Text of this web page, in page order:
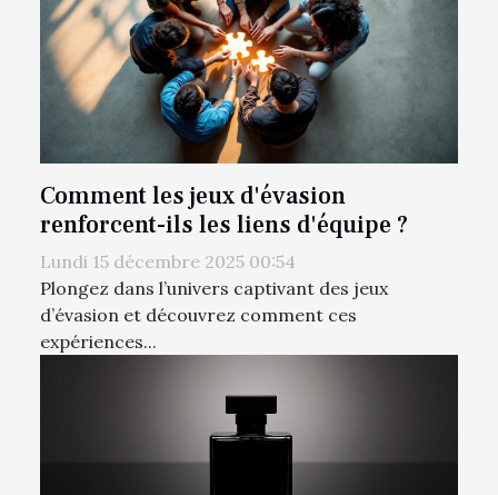
Comment les jeux d'évasion
renforcent-ils les liens d'équipe ?
Lundi 15 décembre 2025 00:54
Plongez dans l’univers captivant des jeux
d’évasion et découvrez comment ces
expériences...